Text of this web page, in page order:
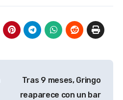
Tras 9 meses, Gringo
reaparece con un bar